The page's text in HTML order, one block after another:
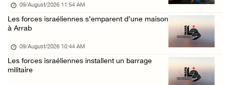
Deux civils blessés lors d’une attaque menée ...
Le Président reçoit le conseil municipal de ...
08/August/2026 02:21 PM
09/August/2026 11:54 AM
Les forces israéliennes s’emparent d’une maison
à Arrab
09/August/2026 10:44 AM
Les forces israéliennes installent un barrage
militaire